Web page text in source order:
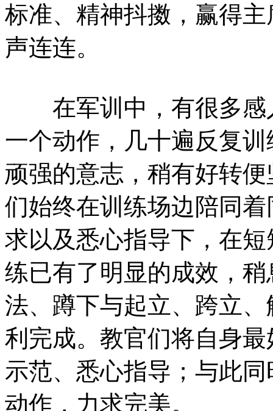
标准、精神抖擞，赢得
声连连。
在军训中，有很多感
一个动作，几十遍反复
顽强的意志，稍有好转
们始终在训练场边陪同
求以及悉心指导下，在
练已有了明显的成效，
法、蹲下与起立、跨立
利完成。教官们将自身
示范、悉心指导；与此
动作，力求完美。